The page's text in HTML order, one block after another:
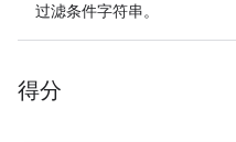
过滤条件字符串。
得分